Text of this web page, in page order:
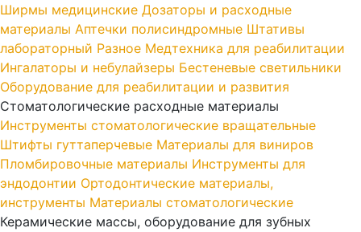
Ширмы медицинские Дозаторы и расходные
материалы Аптечки полисиндромные Штативы
лабораторный Разное Медтехника для реабилитации
Ингалаторы и небулайзеры Бестеневые светильники
Оборудование для реабилитации и развития
Стоматологические расходные материалы
Инструменты стоматологические вращательные
Штифты гуттаперчевые Материалы для виниров
Пломбировочные материалы Инструменты для
эндодонтии Ортодонтические материалы,
инструменты Материалы стоматологические
Керамические массы, оборудование для зубных